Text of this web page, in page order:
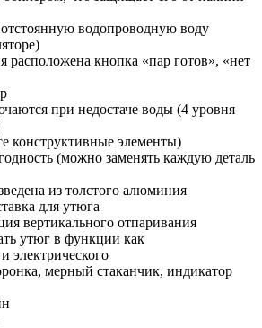
водопроводную воду
расположена кнопка «пар готов», «нет
при недостаче воды (4 уровня
конструктивные элементы)
(можно заменять каждую деталь
из толстого алюминия
для утюга
вертикального отпаривания
утюг в функции как
электрического
мерный стаканчик, индикатор